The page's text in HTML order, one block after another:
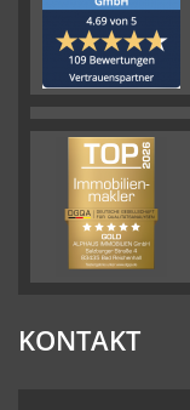
KONTAKT